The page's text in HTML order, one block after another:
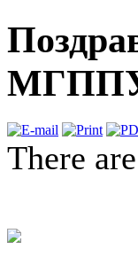
МГППУ
There